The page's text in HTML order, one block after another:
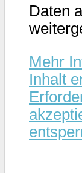
Daten
Mehr
Inhalt